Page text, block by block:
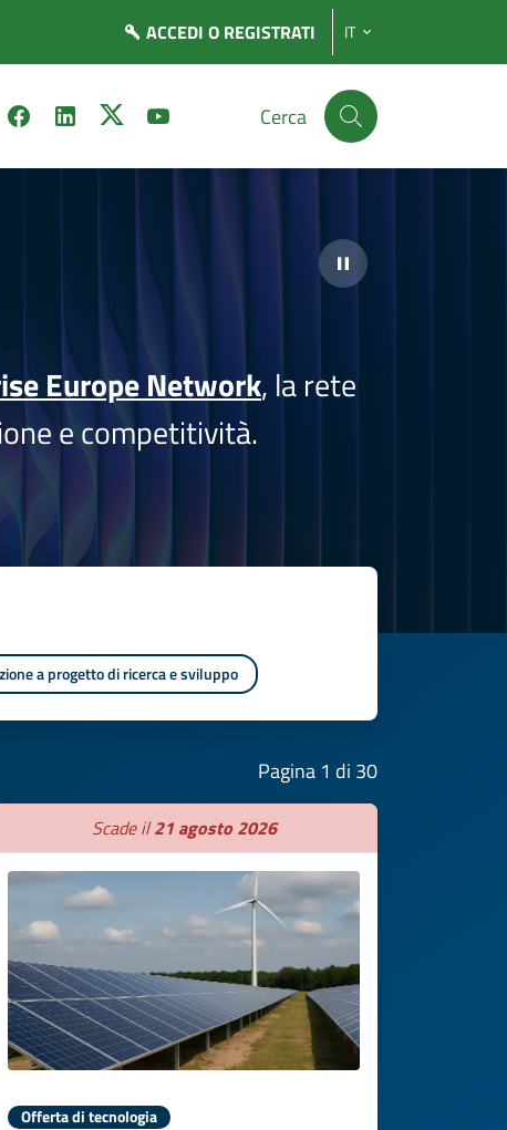
ACCEDI O REGISTRATI IT
Cerca
Europe Network, la rete
e competitività.
a progetto di ricerca e sviluppo
Pagina 1 di 30
Scade il21 agosto 2026
Offerta di tecnologia